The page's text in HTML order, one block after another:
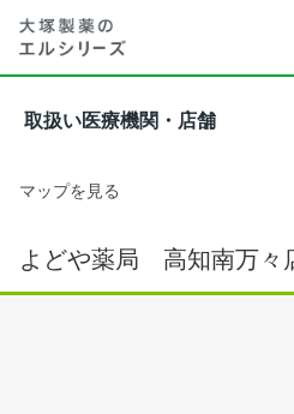
取扱い医療機関・店舗
マップを見る
よどや薬局 高知南万々